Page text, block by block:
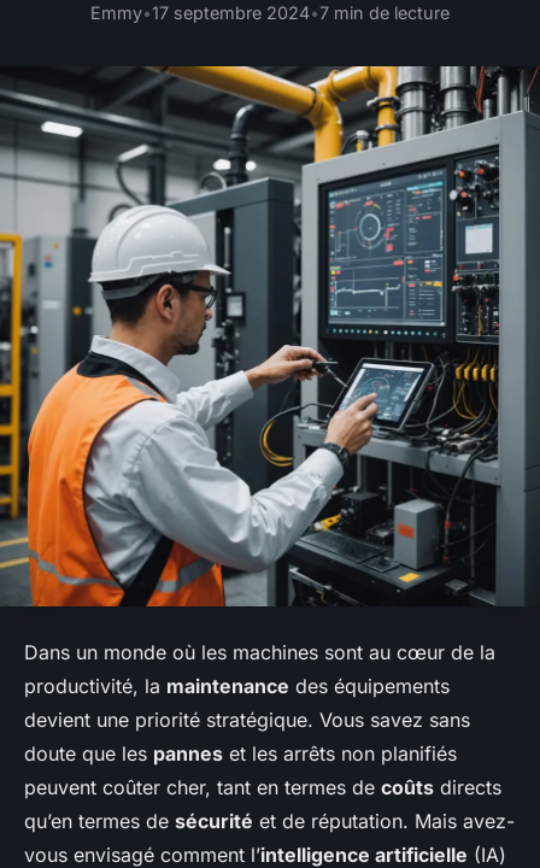
Emmy•17 septembre 2024•7 min de lecture
Dans un monde où les machines sont au cœur de la
productivité, la maintenance des équipements
devient une priorité stratégique. Vous savez sans
doute que les pannes et les arrêts non planifiés
peuvent coûter cher, tant en termes de coûts directs
qu’en termes de sécurité et de réputation. Mais avez-
vous envisagé comment l’intelligence artificielle (IA)